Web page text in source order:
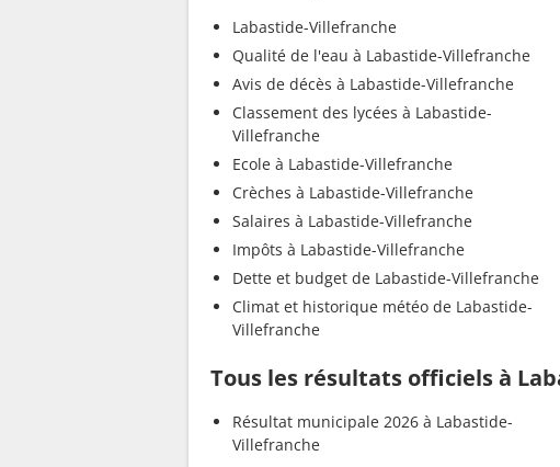
Labastide-Villefranche
Qualité de l'eau à Labastide-Villefranche
Avis de décès à Labastide-Villefranche
Classement des lycées à Labastide-
Villefranche
Ecole à Labastide-Villefranche
Crèches à Labastide-Villefranche
Salaires à Labastide-Villefranche
Impôts à Labastide-Villefranche
Dette et budget de Labastide-Villefranche
Climat et historique météo de Labastide-
Villefranche
Tous les résultats officiels à
Résultat municipale 2026 à Labastide-
Villefranche